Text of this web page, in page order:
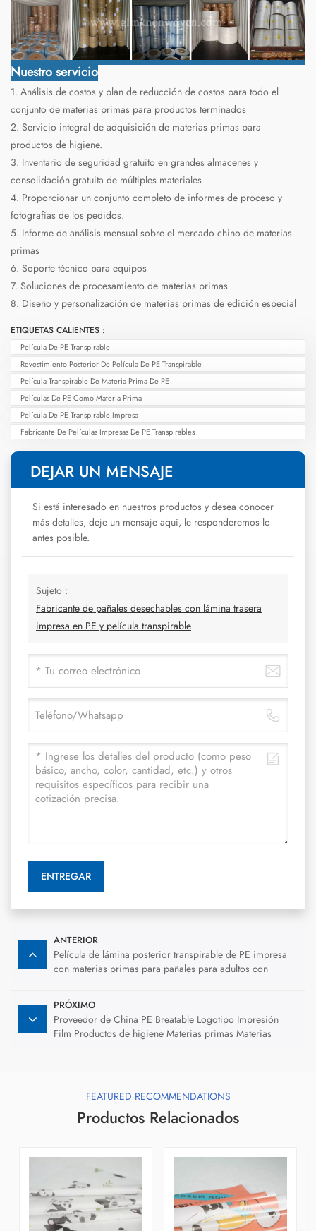
Nuestro servicio
1. Análisis de costos y plan de reducción de costos para todo el
conjunto de materias primas para productos terminados
2. Servicio integral de adquisición de materias primas para
productos de higiene.
3. Inventario de seguridad gratuito en grandes almacenes y
consolidación gratuita de múltiples materiales
4. Proporcionar un conjunto completo de informes de proceso y
fotografías de los pedidos.
5. Informe de análisis mensual sobre el mercado chino de materias
primas
6. Soporte técnico para equipos
7. Soluciones de procesamiento de materias primas
8. Diseño y personalización de materias primas de edición especial
ETIQUETAS CALIENTES :
Película De PE Transpirable
Revestimiento Posterior De Película De PE Transpirable
Película Transpirable De Materia Prima De PE
Películas De PE Como Materia Prima
Película De PE Transpirable Impresa
Fabricante De Películas Impresas De PE Transpirables
DEJAR UN MENSAJE
Si está interesado en nuestros productos y desea conocer
más detalles, deje un mensaje aquí, le responderemos lo
antes posible.
Sujeto :
Fabricante de pañales desechables con lámina trasera
impresa en PE y película transpirable
ENTREGAR
ANTERIOR
Película de lámina posterior transpirable de PE impresa
con materias primas para pañales para adultos con
PRÓXIMO
Proveedor de China PE Breatable Logotipo Impresión
Film Productos de higiene Materias primas Materias
FEATURED RECOMMENDATIONS
Productos Relacionados